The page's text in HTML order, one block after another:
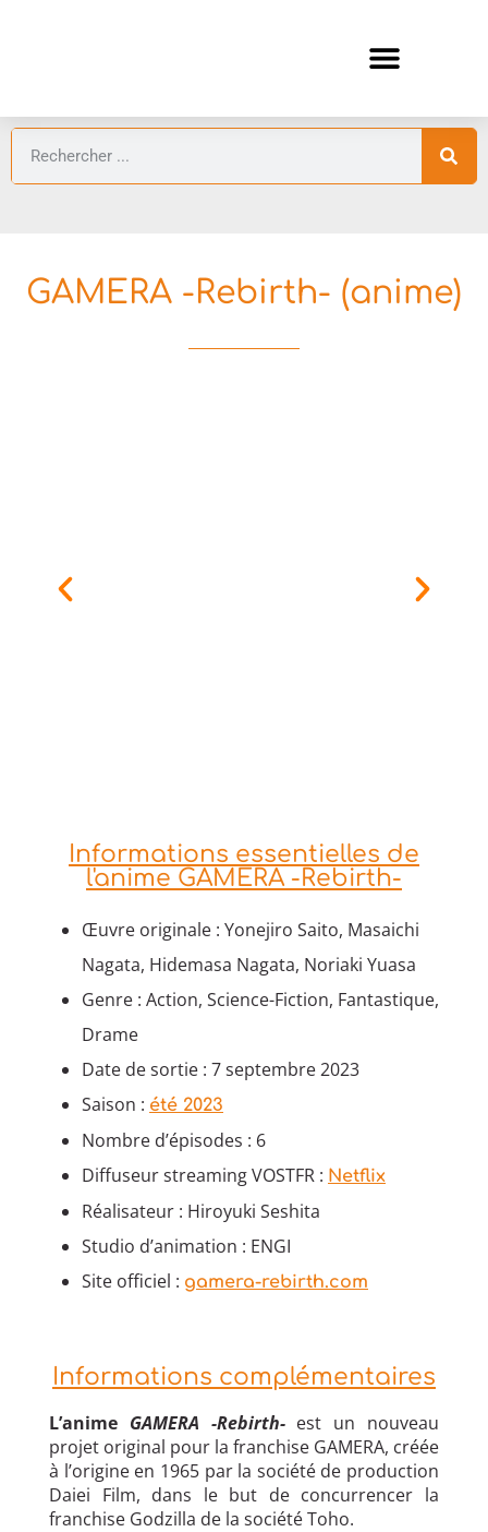
GAMERA -Rebirth- (anime)
Informations essentielles de
l'anime GAMERA -Rebirth-
Œuvre originale : Yonejiro Saito, Masaichi
Nagata, Hidemasa Nagata, Noriaki Yuasa
Genre : Action, Science-Fiction, Fantastique,
Drame
Date de sortie : 7 septembre 2023
Saison : été 2023
Nombre d’épisodes : 6
Diffuseur streaming VOSTFR : Netflix
Réalisateur : Hiroyuki Seshita
Studio d’animation : ENGI
Site officiel : gamera-rebirth.com
Informations complémentaires
L’anime GAMERA -Rebirth-est un nouveau
projet original pour la franchise GAMERA, créée
à l’origine en 1965 par la société de production
Daiei Film, dans le but de concurrencer la
franchise Godzilla de la société Toho.